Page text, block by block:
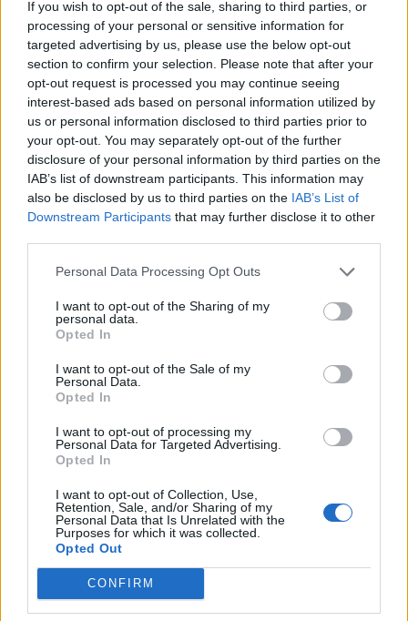
If you wish to opt-out of the sale, sharing to third parties, or
processing of your personal or sensitive information for
targeted advertising by us, please use the below opt-out
section to confirm your selection. Please note that after your
opt-out request is processed you may continue seeing
interest-based ads based on personal information utilized by
us or personal information disclosed to third parties prior to
your opt-out. You may separately opt-out of the further
disclosure of your personal information by third parties on the
IAB’s list of downstream participants. This information may
also be disclosed by us to third parties on the IAB’s List of
Downstream Participants that may further disclose it to other
Personal Data Processing Opt Outs
I want to opt-out of the Sharing of my
personal data.
Opted In
I want to opt-out of the Sale of my
Personal Data.
Opted In
I want to opt-out of processing my
Personal Data for Targeted Advertising.
Opted In
I want to opt-out of Collection, Use,
Retention, Sale, and/or Sharing of my
Personal Data that Is Unrelated with the
Purposes for which it was collected.
Opted Out
CONFIRM
Η Νότια Ευρώπη φλέγεται, ενώ οι ηγέτες της
ΕΕ αποδυναμώνουν τη φυσική μας ασπίδα
04/08/2026 - 14:40
ΠΕΡΙΒΑΛΛΟΝ